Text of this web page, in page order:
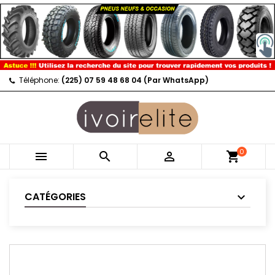
Téléphone: (225) 07 59 48 68 04 (Par WhatsApp)
   shopping_cart0
CATÉGORIES